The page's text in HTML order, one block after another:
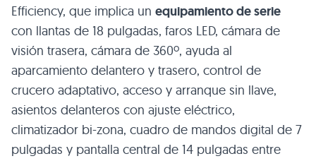
Efficiency, que implica un equipamiento de serie
con llantas de 18 pulgadas, faros LED, cámara de
visión trasera, cámara de 360º, ayuda al
aparcamiento delantero y trasero, control de
crucero adaptativo, acceso y arranque sin llave,
asientos delanteros con ajuste eléctrico,
climatizador bi-zona, cuadro de mandos digital de 7
pulgadas y pantalla central de 14 pulgadas entre